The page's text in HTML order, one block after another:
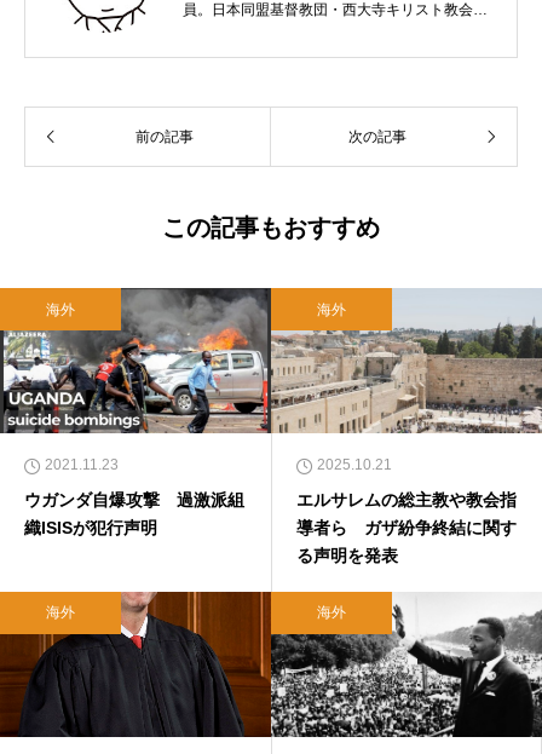
員。日本同盟基督教団・西大寺キリスト教会
れ。関西学院大学社会学部卒業。９０年代、い
て、雜賀編集工房として独立。
前の記事 次の記事
この記事もおすすめ
海外
2021.11.23
ウガンダ自爆攻撃 過激派組
織ISISが犯行声明
海外
2025.10.21
エルサレムの総主教や教会指
導者ら ガザ紛争終結に関す
る声明を発表
海外 海外